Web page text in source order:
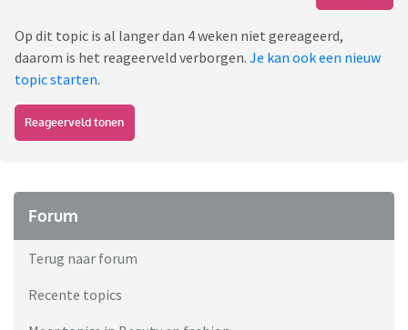
Op dit topic is al langer dan 4 weken niet gereageerd,
daarom is het reageerveld verborgen. Je kan ook een nieuw
topic starten.
Reageerveld tonen
Forum
Terug naar forum
Recente topics